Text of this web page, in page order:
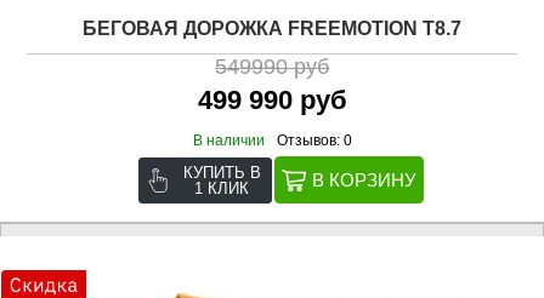
БЕГОВАЯ ДОРОЖКА FREEMOTION T8.7
549990 руб
499 990 руб
В наличии Отзывов: 0
КУПИТЬ В
1 КЛИК